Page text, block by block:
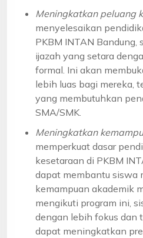
Meningkatkan peluang
menyelesaikan
PKBM INTAN
ijazah yang setara
formal. Ini akan
lebih luas bagi mereka,
yang membutuhkan
SMA/SMK.
Meningkatkan
memperkuat dasar
kesetaraan di PKBM
dapat membantu siswa
kemampuan akademik
mengikuti program ini,
dengan lebih fokus dan
dapat meningkatkan